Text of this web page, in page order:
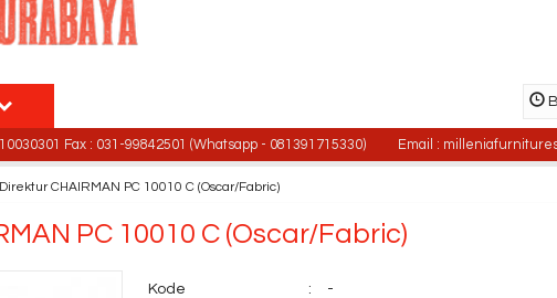
Kursi Direktur Tiger T 811
Fax : 031-99842501 (Whatsapp - 081391715330) Email :
CHAIRMAN PC 10010 C (Oscar/Fabric)
PC 10010 C (Oscar/Fabric)
Kode : -